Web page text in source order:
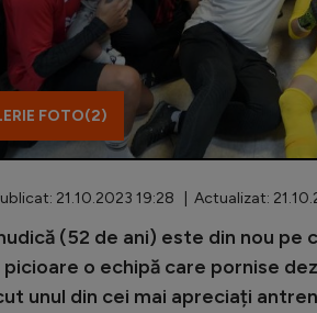
FOTO(2)
21.10.2023 19:28 | Actualizat:
(52 de ani) este din nou pe
o echipă care pornise
unul din cei mai apreciați